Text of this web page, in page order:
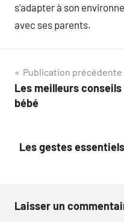
s’adapter à son
avec ses parents.
Navigation
de
Publication précédente
Les meilleurs
bébé
Les gestes
Laisser un